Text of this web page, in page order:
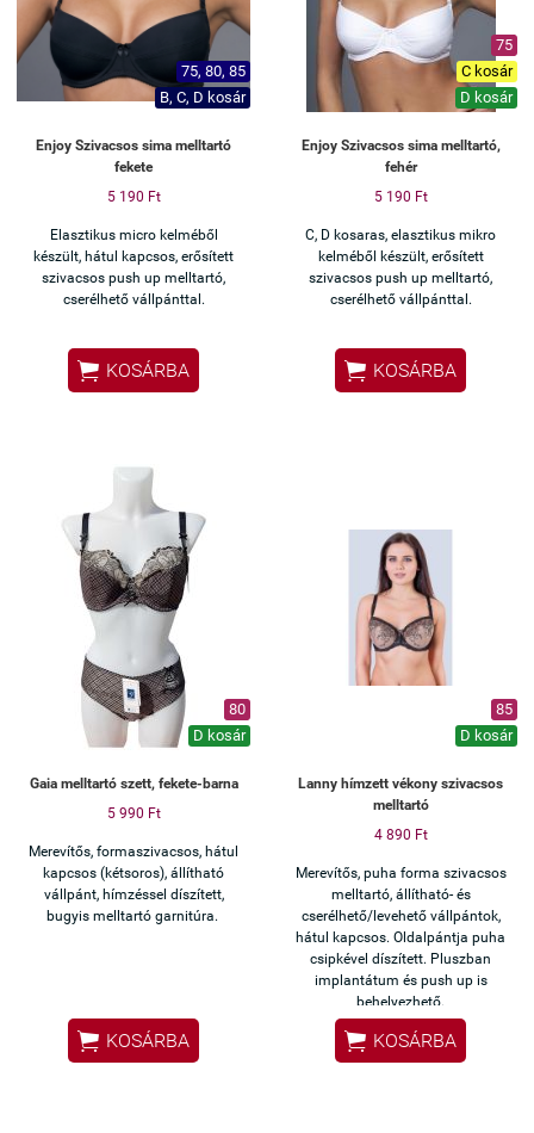
75, 80, 85
B, C, D kosár
Enjoy Szivacsos sima melltartó
fekete
5 190 Ft
Elasztikus micro kelméből
készült, hátul kapcsos, erősített
szivacsos push up melltartó,
cserélhető vállpánttal.
 KOSÁRBA
75
C kosár
D kosár
Enjoy Szivacsos sima melltartó,
fehér
5 190 Ft
C, D kosaras, elasztikus mikro
kelméből készült, erősített
szivacsos push up melltartó,
cserélhető vállpánttal.
 KOSÁRBA
80
D kosár
Gaia melltartó szett, fekete-barna
5 990 Ft
Merevítős, formaszivacsos, hátul
kapcsos (kétsoros), állítható
vállpánt, hímzéssel díszített,
bugyis melltartó garnitúra.
 KOSÁRBA
85
D kosár
Lanny hímzett vékony szivacsos
melltartó
4 890 Ft
Merevítős, puha forma szivacsos
melltartó, állítható- és
cserélhető/levehető vállpántok,
hátul kapcsos. Oldalpántja puha
csipkével díszített. Pluszban
implantátum és push up is
behelyezhető.
 KOSÁRBA